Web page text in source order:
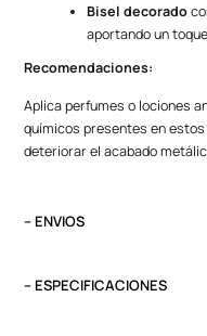
Bisel decorado
aportando un
Recomendaciones:
Aplica perfumes o lociones
químicos presentes en
deteriorar el acabado
– ENVIOS
2 a 4 días, provincias según
– ESPECIFICACIONES